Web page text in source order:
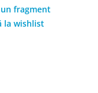
un fragment
la wishlist